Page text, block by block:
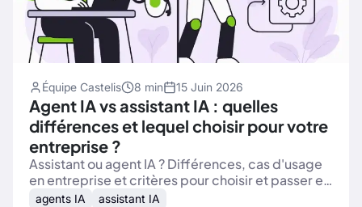
Équipe Castelis 8 min 15 Juin 2026
Agent IA vs assistant IA : quelles
différences et lequel choisir pour votre
entreprise ?
Assistant ou agent IA ? Différences, cas d'usage
en entreprise et critères pour choisir et passer en
production en toute sécurité.
agents IA assistant IA